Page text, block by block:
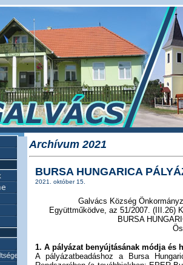
Archívum 2021
BURSA HUNGARICA
2021. október 15.
Galvács Község
Együttműködve, az 51/2007. (III.26)
BURSA
1. A pályázat benyújtásának módja és
A pályázatbeadáshoz a Bursa